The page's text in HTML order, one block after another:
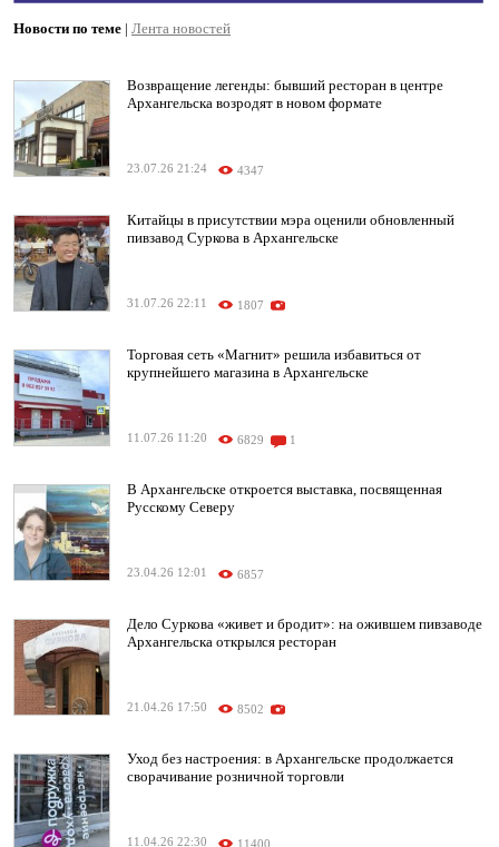
Новости по теме | Лента новостей
Возвращение легенды: бывший ресторан в центре
Архангельска возродят в новом формате
23.07.26 21:24 4347
Китайцы в присутствии мэра оценили обновленный
пивзавод Суркова в Архангельске
31.07.26 22:11 1807
Торговая сеть «Магнит» решила избавиться от
крупнейшего магазина в Архангельске
11.07.26 11:20 6829 1
В Архангельске откроется выставка, посвященная
Русскому Северу
23.04.26 12:01 6857
Дело Суркова «живет и бродит»: на ожившем пивзаводе
Архангельска открылся ресторан
21.04.26 17:50 8502
Уход без настроения: в Архангельске продолжается
сворачивание розничной торговли
11.04.26 22:30 11400